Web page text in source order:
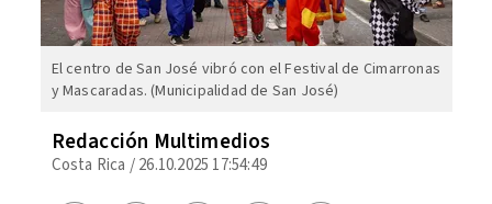
El centro de San José vibró con el Festival de Cimarronas
y Mascaradas. (Municipalidad de San José)
Redacción Multimedios
Costa Rica /26.10.2025 17:54:49